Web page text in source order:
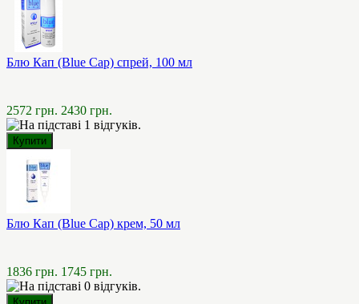
Блю Кап (Blue Cap) спрей, 100 мл
2572 грн. 2430 грн.
Блю Кап (Blue Cap) крем, 50 мл
1836 грн. 1745 грн.